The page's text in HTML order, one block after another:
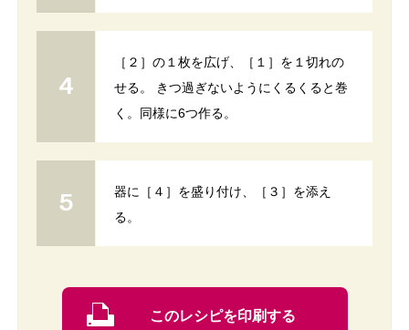
［２］の１枚を広げ、［１］を１切れの
せる。 きつ過ぎないようにくるくると巻
く。同様に6つ作る。
器に［４］を盛り付け、［３］を添え
る。
このレシピを印刷する